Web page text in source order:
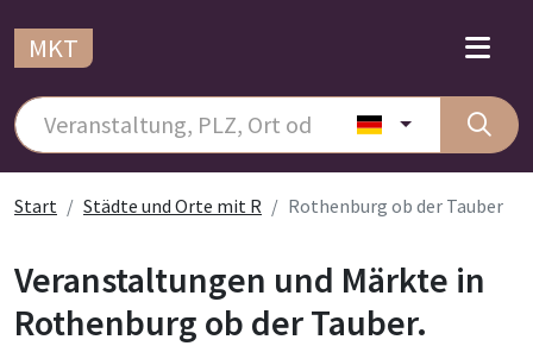
MKT
Start Städte und Orte mit R Rothenburg ob der Tauber
Veranstaltungen und Märkte in
Rothenburg ob der Tauber.